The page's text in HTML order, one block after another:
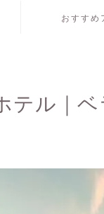
おすすめ
テル｜